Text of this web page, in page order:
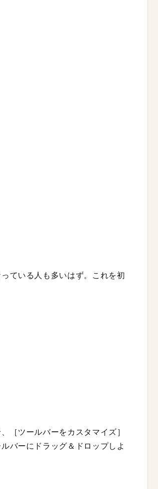
ている人も多いはず。これを初
［ツールバーをカスタマイズ］
バーにドラッグ＆ドロップしよ